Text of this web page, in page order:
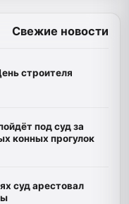
Свежие новости
строителя
под суд за
конных прогулок
суд арестовал